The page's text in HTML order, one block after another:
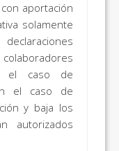
aportación
solamente
el caso de
el caso de
y baja los
autorizados